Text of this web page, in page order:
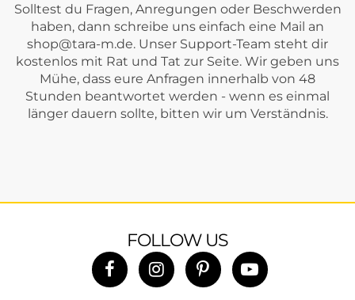
Solltest du Fragen, Anregungen oder Beschwerden
haben, dann schreibe uns einfach eine Mail an
shop@tara-m.de. Unser Support-Team steht dir
kostenlos mit Rat und Tat zur Seite. Wir geben uns
Mühe, dass eure Anfragen innerhalb von 48
Stunden beantwortet werden - wenn es einmal
länger dauern sollte, bitten wir um Verständnis.
FOLLOW US